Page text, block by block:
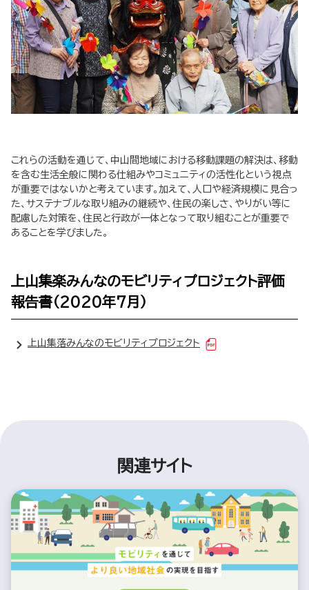
これらの活動を通じて、中山間地域における移動課題の解決は、移動
を含む生活全般に関わる仕組みやコミュニティの活性化という視点
が重要ではないかと考えています。加えて、人口や経済規模に見合っ
た、サステナブルな取り組みの継続や、住民の楽しさ、やりがい等に
配慮した対策を、住民と行政が一体となって取り組むことが重要で
あることを学びました。
上山集楽みんなのモビリティプロジェクト評価
報告書（2020年7月）
上山集落みんなのモビリティプロジェクト
関連サイト